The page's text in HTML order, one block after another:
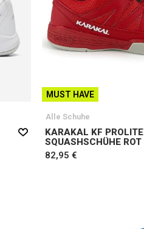
MUST HAVE
Alle Schuhe
KARAKAL KF PROLITE
SQUASHSCHÜHE ROT
82,95 €